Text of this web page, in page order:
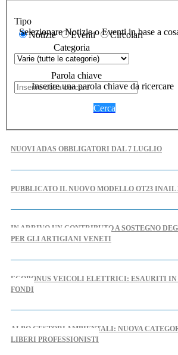
Tipo
Selezionare Notizie o Eventi in base a
Notizie Eventi
Circolari
Categoria
Parola chiave
Inserire una parola chiave da ricercare
Cerca
NUOVI ADAS OBBLIGATORI DAL 7 LUGLIO
PUBBLICATO IL NUOVO MODELLO OT23 INAIL
IN ARRIVO UN CONTRIBUTO A SOSTEGNO
PER GLI ARTIGIANI VENETI
ECOBONUS VEICOLI ELETTRICI: ESAURITI
FONDI
ALBO GESTORI AMBIENTALI: NUOVA
LIBERI PROFESSIONISTI